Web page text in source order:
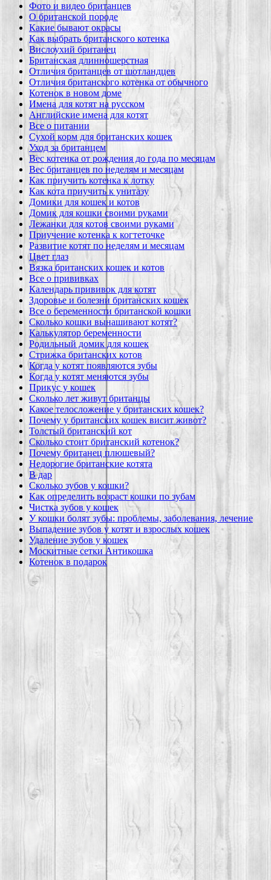
Фото и видео британцев
О британской породе
Какие бывают окрасы
Как выбрать британского котенка
Вислоухий британец
Британская длинношерстная
Отличия британцев от шотландцев
Отличия британского котенка от обычного
Котенок в новом доме
Имена для котят на русском
Английские имена для котят
Все о питании
Сухой корм для британских кошек
Уход за британцем
Вес котенка от рождения до года по месяцам
Вес британцев по неделям и месяцам
Как приучить котенка к лотку
Как кота приучить к унитазу
Домики для кошек и котов
Домик для кошки своими руками
Лежанки для котов своими руками
Приучение котенка к когтеточке
Развитие котят по неделям и месяцам
Цвет глаз
Вязка британских кошек и котов
Все о прививках
Календарь прививок для котят
Здоровье и болезни британских кошек
Все о беременности британской кошки
Сколько кошки вынашивают котят?
Калькулятор беременности
Родильный домик для кошек
Стрижка британских котов
Когда у котят появляются зубы
Когда у котят меняются зубы
Прикус у кошек
Сколько лет живут британцы
Какое телосложение у британских кошек?
Почему у британских кошек висит живот?
Толстый британский кот
Сколько стоит британский котенок?
Почему британец плюшевый?
Недорогие британские котята
В дар
Сколько зубов у кошки?
Как определить возраст кошки по зубам
Чистка зубов у кошек
У кошки болят зубы: проблемы, заболевания, лечение
Выпадение зубов у котят и взрослых кошек
Удаление зубов у кошек
Москитные сетки Антикошка
Котенок в подарок